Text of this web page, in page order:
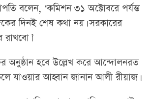
বলেন, ‘কমিশন ৩১ অক্টোবরে পর্যন্ত
দিনই শেষ কথা নয়। সরকারের
রাখবো।’
অনুষ্ঠান হবে উল্লেখ করে আন্দোলনরত
যাওয়ার আহ্বান জানান আলী রীয়াজ।